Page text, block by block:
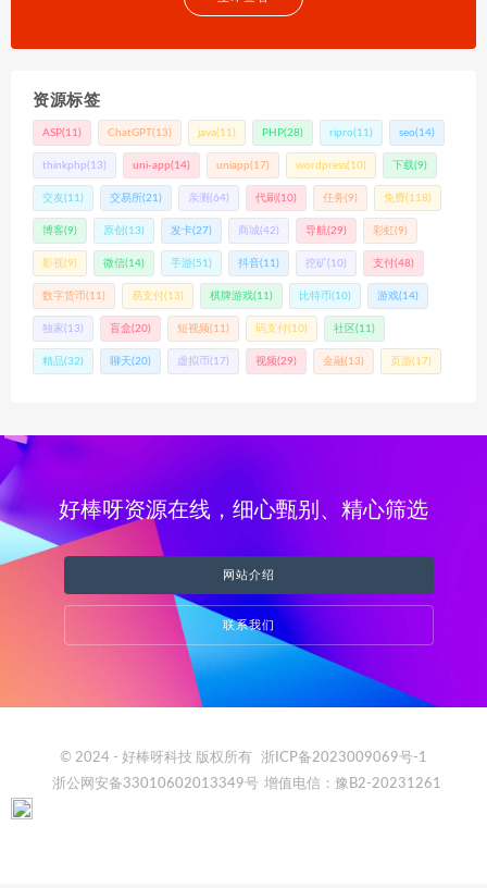
资源标签
ASP(11) ChatGPT(13) java(11) PHP(28) ripro(11) seo(14)
thinkphp(13) uni-app(14) uniapp(17) wordpress(10) 下载(9)
交友(11) 交易所(21) 亲测 (64) 代刷 (10) 任务(9) 免费(118)
博客(9) 原创 (13) 发卡(27) 商城(42) 导航(29) 彩虹(9)
影视(9) 微信(14) 手游(51) 抖音(11) 挖矿(10) 支付(48)
数字货币(11) 易支付(13) 棋牌游戏(11) 比特币(10) 游戏(14)
独家(13) 盲盒(20) 短视频(11) 码支付(10) 社区(11)
精品(32) 聊天(20) 虚拟币(17) 视频(29) 金融(13) 页游(17)
好棒呀资源在线，细心甄别、精心筛选
网站介绍
联系我们
© 2024 - 好棒呀科技 版权所有
浙ICP备2023009069号-1
浙公网安备33010602013349号 增值电信：豫B2-20231261